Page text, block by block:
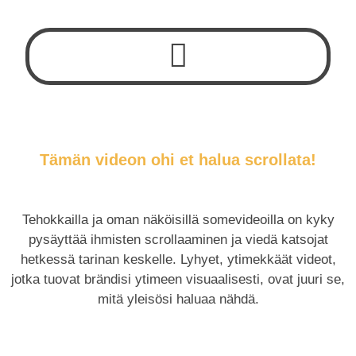
Tämän videon ohi et halua scrollata!
Tehokkailla ja oman näköisillä somevideoilla on kyky
pysäyttää ihmisten scrollaaminen ja viedä katsojat
hetkessä tarinan keskelle. Lyhyet, ytimekkäät videot,
jotka tuovat brändisi ytimeen visuaalisesti, ovat juuri se,
mitä yleisösi haluaa nähdä.